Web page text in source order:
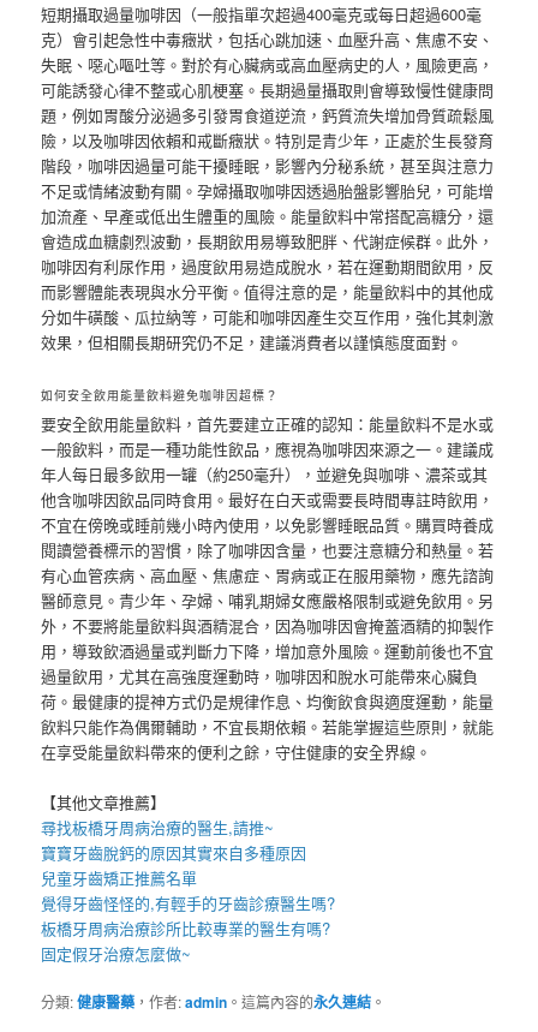
短期攝取過量咖啡因（一般指單次超過400毫克或每日超過600毫
克）會引起急性中毒癥狀，包括心跳加速、血壓升高、焦慮不安、
失眠、噁心嘔吐等。對於有心臟病或高血壓病史的人，風險更高，
可能誘發心律不整或心肌梗塞。長期過量攝取則會導致慢性健康問
題，例如胃酸分泌過多引發胃食道逆流，鈣質流失增加骨質疏鬆風
險，以及咖啡因依賴和戒斷癥狀。特別是青少年，正處於生長發育
階段，咖啡因過量可能干擾睡眠，影響內分秘系統，甚至與注意力
不足或情緒波動有關。孕婦攝取咖啡因透過胎盤影響胎兒，可能增
加流產、早產或低出生體重的風險。能量飲料中常搭配高糖分，還
會造成血糖劇烈波動，長期飲用易導致肥胖、代謝症候群。此外，
咖啡因有利尿作用，過度飲用易造成脫水，若在運動期間飲用，反
而影響體能表現與水分平衡。值得注意的是，能量飲料中的其他成
分如牛磺酸、瓜拉納等，可能和咖啡因產生交互作用，強化其刺激
效果，但相關長期研究仍不足，建議消費者以謹慎態度面對。
如何安全飲用能量飲料避免咖啡因超標？
要安全飲用能量飲料，首先要建立正確的認知：能量飲料不是水或
一般飲料，而是一種功能性飲品，應視為咖啡因來源之一。建議成
年人每日最多飲用一罐（約250毫升），並避免與咖啡、濃茶或其
他含咖啡因飲品同時食用。最好在白天或需要長時間專註時飲用，
不宜在傍晚或睡前幾小時內使用，以免影響睡眠品質。購買時養成
閱讀營養標示的習慣，除了咖啡因含量，也要注意糖分和熱量。若
有心血管疾病、高血壓、焦慮症、胃病或正在服用藥物，應先諮詢
醫師意見。青少年、孕婦、哺乳期婦女應嚴格限制或避免飲用。另
外，不要將能量飲料與酒精混合，因為咖啡因會掩蓋酒精的抑製作
用，導致飲酒過量或判斷力下降，增加意外風險。運動前後也不宜
過量飲用，尤其在高強度運動時，咖啡因和脫水可能帶來心臟負
荷。最健康的提神方式仍是規律作息、均衡飲食與適度運動，能量
飲料只能作為偶爾輔助，不宜長期依賴。若能掌握這些原則，就能
在享受能量飲料帶來的便利之餘，守住健康的安全界線。
【其他文章推薦】
尋找板橋牙周病治療的醫生,請推~
寶寶牙齒脫鈣的原因其實來自多種原因
兒童牙齒矯正推薦名單
覺得牙齒怪怪的,有輕手的牙齒診療醫生嗎?
板橋牙周病治療診所比較專業的醫生有嗎?
固定假牙治療怎麼做~
分類:健康醫藥 ，作者:admin 。這篇內容的永久連結 。